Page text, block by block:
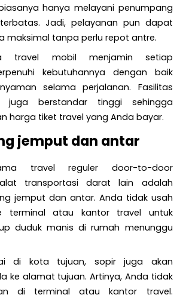
hanya melayani penumpang
Jadi, pelayanan pun dapat
maksimal tanpa perlu repot antre.
travel mobil menjamin setiap
kebutuhannya dengan baik
selama perjalanan. Fasilitas
juga berstandar tinggi sehingga
harga tiket travel yang Anda bayar.
jemput dan antar
travel reguler door-to-door
transportasi darat lain adalah
jemput dan antar. Anda tidak usah
terminal atau kantor travel untuk
duduk manis di rumah menunggu
di kota tujuan, sopir juga akan
ke alamat tujuan. Artinya, Anda tidak
di terminal atau kantor travel.